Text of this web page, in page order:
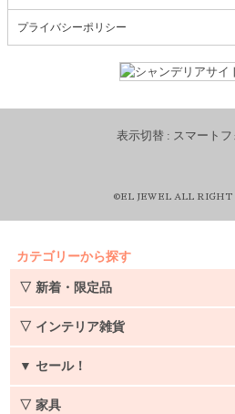
プライバシーポリシー
表示切替 : スマートフ
©EL JEWEL ALL RIGHT
カテゴリーから探す
▽ 新着・限定品
▽ インテリア雑貨
▼ セール！
▽ 家具